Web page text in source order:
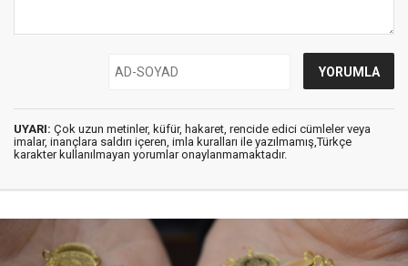
UYARI: Çok uzun metinler, küfür, hakaret, rencide edici cümleler veya
imalar, inançlara saldırı içeren, imla kuralları ile yazılmamış,Türkçe
karakter kullanılmayan yorumlar onaylanmamaktadır.